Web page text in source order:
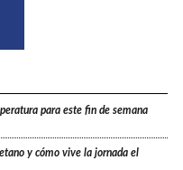
para este fin de semana
y cómo vive la jornada el